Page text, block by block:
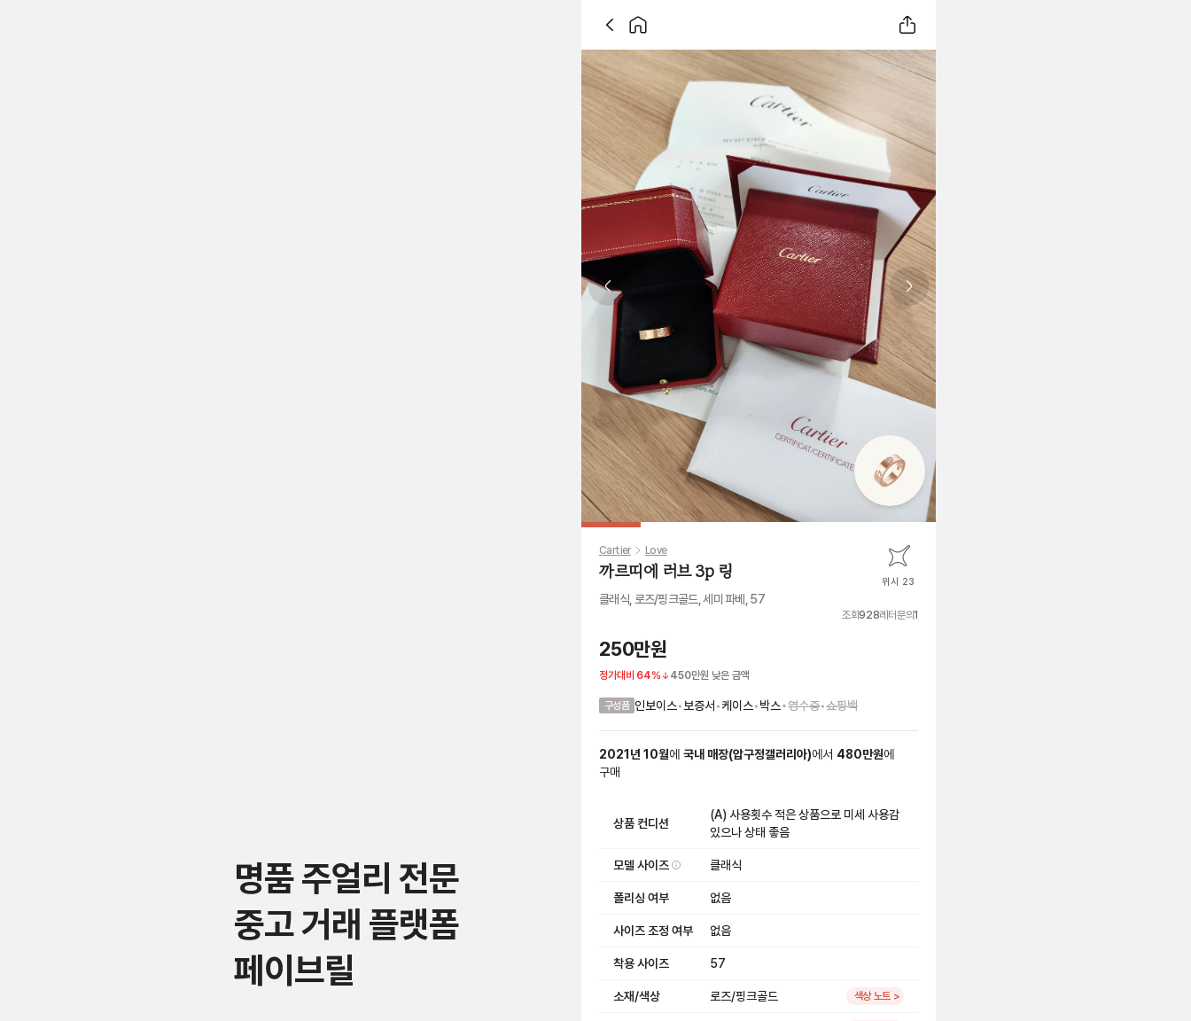
명품 주얼리 전문
중고 거래 플랫폼
페이브릴
Previous slide Next slide
Cartier Love
까르띠에 러브 3p 링 위시 23
클래식, 로즈/핑크골드, 세미 파베, 57
조회928레터문의1
250만원
정가대비 64% 450만원 낮은 금액
구성품 인보이스• 보증서 •케이스•박스•영수증•쇼핑백
2021 년 10월에 국내 매장(압구정갤러리아)에서 480만원에
구매
상품 컨디션
(A) 사용횟수 적은 상품으로 미세 사용감
있으나 상태 좋음
모델 사이즈 클래식
폴리싱 여부 없음
사이즈 조정 여부 없음
착용 사이즈 57
소재/색상 로즈/핑크골드 색상 노트 >